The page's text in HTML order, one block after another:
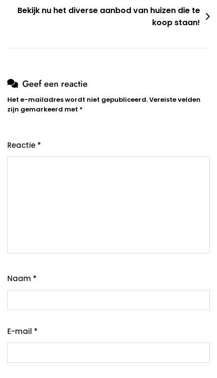
Bekijk nu het diverse aanbod van huizen die te
koop staan!
Geef een reactie
Het e-mailadres wordt niet gepubliceerd.Vereiste velden
zijn gemarkeerd met *
Reactie *
Naam *
E-mail *